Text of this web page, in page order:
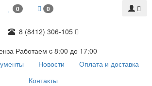
0 0
8 (8412) 306-105
Работаем c 8:00 до 17:00
Новости
Оплата и доставка
Контакты